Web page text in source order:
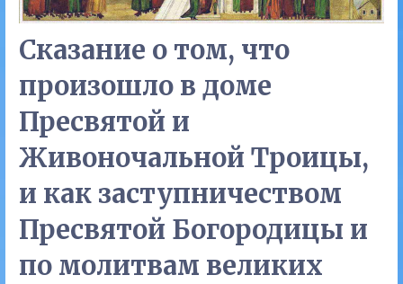
Сказание о том, что
произошло в доме
Пресвятой и
Живоночальной Троицы,
и как заступничеством
Пресвятой Богородицы и
по молитвам великих